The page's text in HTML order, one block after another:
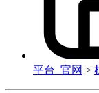
平台_官网 >